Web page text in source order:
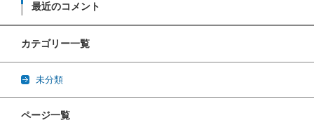
最近のコメント
カテゴリー一覧
未分類
ページ一覧